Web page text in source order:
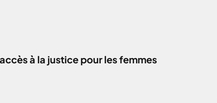
à la justice pour les femmes